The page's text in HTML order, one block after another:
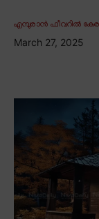
എമ്പുരാൻ ഫീവറിൽ
March 27, 2025